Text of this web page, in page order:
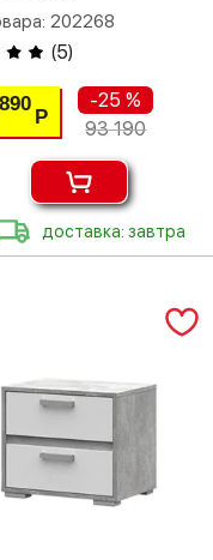
202268
(5)
890
Р
-25 %
93 190
доставка: завтра